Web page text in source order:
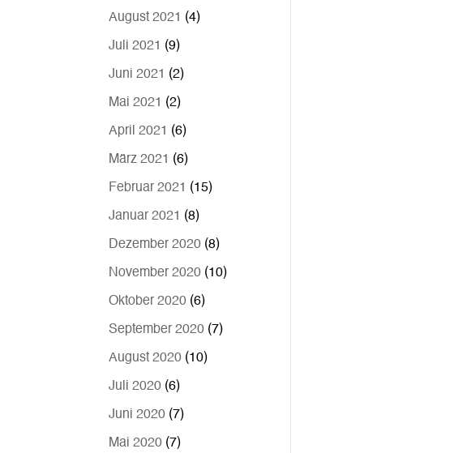
August 2021 (4)
Juli 2021 (9)
Juni 2021 (2)
Mai 2021 (2)
April 2021 (6)
März 2021 (6)
Februar 2021 (15)
Januar 2021 (8)
Dezember 2020 (8)
November 2020 (10)
Oktober 2020 (6)
September 2020 (7)
August 2020 (10)
Juli 2020 (6)
Juni 2020 (7)
Mai 2020 (7)